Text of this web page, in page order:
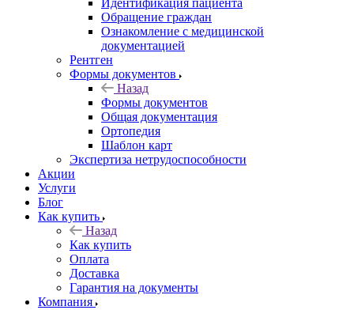
Идентификация пациента
Обращение граждан
Ознакомление с медицинской
документацией
Рентген
Формы документов
Назад
Формы документов
Общая документация
Ортопедия
Шаблон карт
Экспертиза нетрудоспособности
Акции
Услуги
Блог
Как купить
Назад
Как купить
Оплата
Доставка
Гарантия на документы
Компания